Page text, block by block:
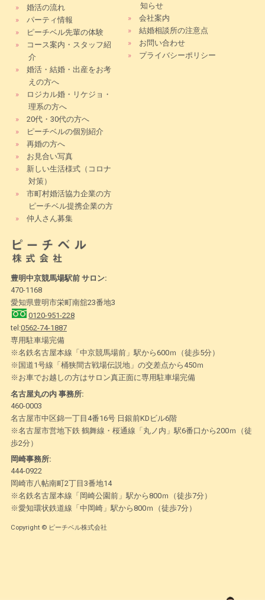
»
婚活の流れ
»
パーティ情報
»
ピーチベル先輩の体験
»
コース案内・スタッフ紹
介
»
婚活・結婚・出産をお考
えの方へ
»
ロジカル婚・リケジョ・
理系の方へ
»
20代・30代の方へ
»
ピーチベルの個別紹介
»
再婚の方へ
»
お見合い写真
»
新しい生活様式（コロナ
対策）
»
市町村婚活協力企業の方
ピーチベル提携企業の方
»
仲人さん募集
知らせ
»
会社案内
»
結婚相談所の注意点
»
お問い合わせ
»
プライバシーポリシー
豊明中京競馬場駅前 サロン:
470-1168
愛知県豊明市栄町南舘23番地3
0120-951-228
tel:0562-74-1887
専用駐車場完備
※名鉄名古屋本線「中京競馬場前」駅から600ｍ（徒歩5分）
※国道1号線「桶狭間古戦場伝説地」の交差点から450ｍ
※お車でお越しの方はサロン真正面に専用駐車場完備
名古屋丸の内 事務所:
460-0003
名古屋市中区錦一丁目4番16号 日銀前KDビル6階
※名古屋市営地下鉄 鶴舞線・桜通線「丸ノ内」駅6番口から200ｍ（徒
歩2分）
岡崎事務所:
444-0922
岡崎市八帖南町2丁目3番地14
※名鉄名古屋本線「岡崎公園前」駅から800ｍ（徒歩7分）
※愛知環状鉄道線「中岡崎」駅から800ｍ（徒歩7分）
Copyright © ピーチベル株式会社